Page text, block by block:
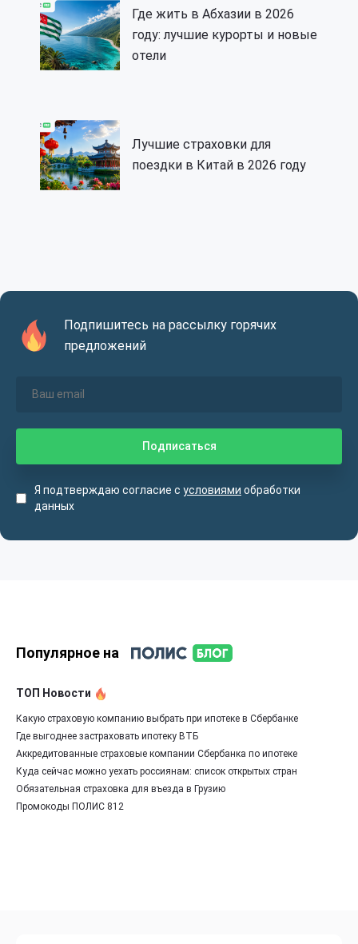
Где жить в Абхазии в 2026
году: лучшие курорты и новые
отели
Лучшие страховки для
поездки в Китай в 2026 году
Подпишитесь на рассылку горячих
предложений
Я подтверждаю согласие с условиями обработки
данных
Популярное на
ТОП Новости
Какую страховую компанию выбрать при ипотеке в Сбербанке
Где выгоднее застраховать ипотеку ВТБ
Аккредитованные страховые компании Сбербанка по ипотеке
Куда сейчас можно уехать россиянам: список открытых стран
Обязательная страховка для въезда в Грузию
Промокоды ПОЛИС 812